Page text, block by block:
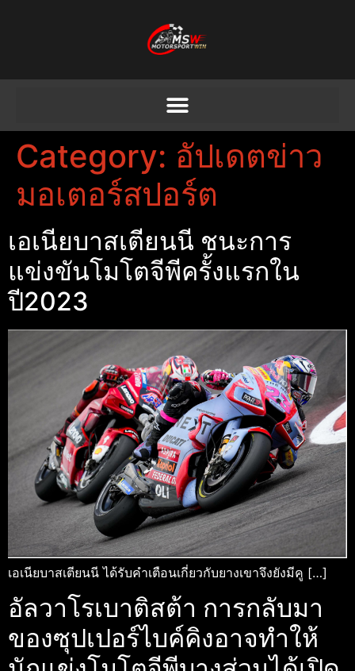
Category: อัปเดตข่าว
มอเตอร์สปอร์ต
เอเนียบาสเตียนนี ชนะการ
แข่งขันโมโตจีพีครั้งแรกใน
ปี2023
เอเนียบาสเตียนนี ได้รับคำเตือนเกี่ยวกับยางเขาจึงยังมีคู […]
อัลวาโรเบาติสต้า การกลับมา
ของซุปเปอร์ไบค์คิงอาจทำให้